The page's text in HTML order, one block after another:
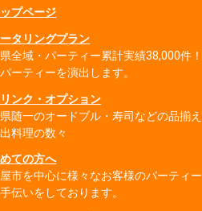
ップページ
タリングプラン
全域・パーティー累計実績38,000件！
ーティーを演出します。
リンク・オプション
随一のオードブル・寿司などの品揃え
料理の数々
ての方へ
市を中心に様々なお客様のパーティー
伝いをしております。